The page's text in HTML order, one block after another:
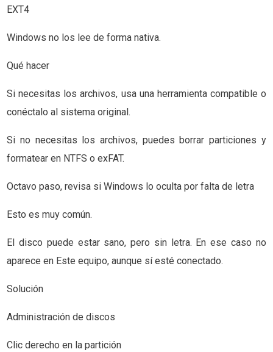
EXT4
Windows no los lee de forma nativa.
Qué hacer
Si necesitas los archivos, usa una herramienta compatible o
conéctalo al sistema original.
Si no necesitas los archivos, puedes borrar particiones y
formatear en NTFS o exFAT.
Octavo paso, revisa si Windows lo oculta por falta de letra
Esto es muy común.
El disco puede estar sano, pero sin letra. En ese caso no
aparece en Este equipo, aunque sí esté conectado.
Solución
Administración de discos
Clic derecho en la partición